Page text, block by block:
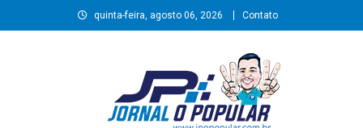
to
quinta-feira, agosto 06, 2026 Contato